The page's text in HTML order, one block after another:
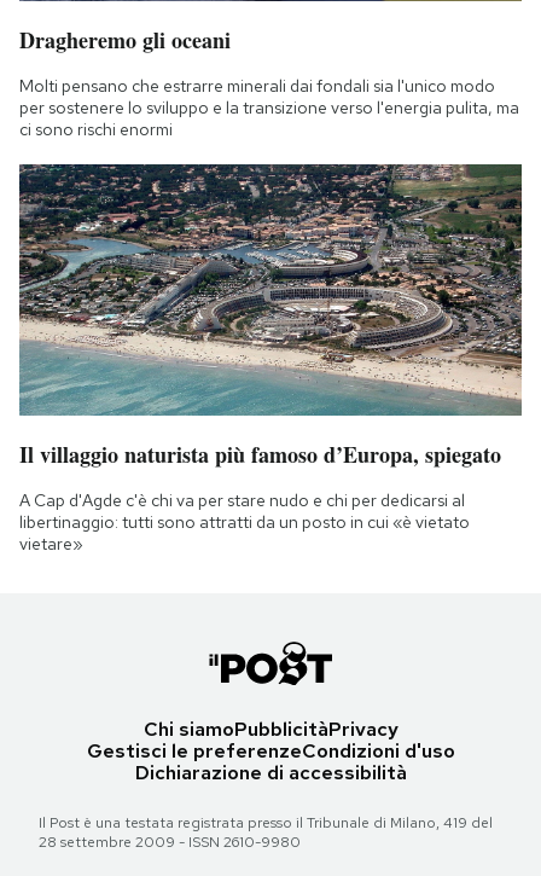
Dragheremo gli oceani
Molti pensano che estrarre minerali dai fondali sia l'unico modo
per sostenere lo sviluppo e la transizione verso l'energia pulita, ma
ci sono rischi enormi
Il villaggio naturista più famoso d’Europa, spiegato
A Cap d'Agde c'è chi va per stare nudo e chi per dedicarsi al
libertinaggio: tutti sono attratti da un posto in cui «è vietato
vietare»
Chi siamoPubblicitàPrivacy
Gestisci le preferenzeCondizioni d'uso
Dichiarazione di accessibilità
Il Post è una testata registrata presso il Tribunale di Milano, 419 del
28 settembre 2009 - ISSN 2610-9980